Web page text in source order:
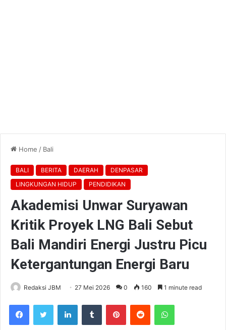
Home / Bali
BALI BERITA DAERAH
DENPASAR
LINGKUNGAN HIDUP
PENDIDIKAN
Akademisi Unwar Suryawan
Kritik Proyek LNG Bali Sebut
Bali Mandiri Energi Justru Picu
Ketergantungan Energi Baru
Redaksi JBM 27 Mei 2026 0 160 1 minute read